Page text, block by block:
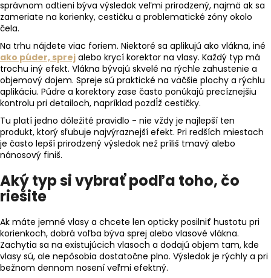
správnom odtieni býva výsledok veľmi prirodzený, najmä ak sa
zameriate na korienky, cestičku a problematické zóny okolo
čela.
Na trhu nájdete viac foriem. Niektoré sa aplikujú ako vlákna, iné
ako púder, sprej alebo krycí korektor na vlasy. Každý typ má
trochu iný efekt. Vlákna bývajú skvelé na rýchle zahustenie a
objemový dojem. Spreje sú praktické na väčšie plochy a rýchlu
aplikáciu. Púdre a korektory zase často ponúkajú precíznejšiu
kontrolu pri detailoch, napríklad pozdĺž cestičky.
Tu platí jedno dôležité pravidlo - nie vždy je najlepší ten
produkt, ktorý sľubuje najvýraznejší efekt. Pri redších miestach
je často lepší prirodzený výsledok než príliš tmavý alebo
nánosový finiš.
Aký typ si vybrať podľa toho, čo
riešite
Ak máte jemné vlasy a chcete len opticky posilniť hustotu pri
korienkoch, dobrá voľba býva sprej alebo vlasové vlákna.
Zachytia sa na existujúcich vlasoch a dodajú objem tam, kde
vlasy sú, ale nepôsobia dostatočne plno. Výsledok je rýchly a pri
bežnom dennom nosení veľmi efektný.
d
p
o
r
ú
č
a
m
e
MANE
VLASOVÝ
ZAHUSŤOVAČ
200ML
SPREJ
PRE
ZAHUSTENIE
VLASOV
33,50
€